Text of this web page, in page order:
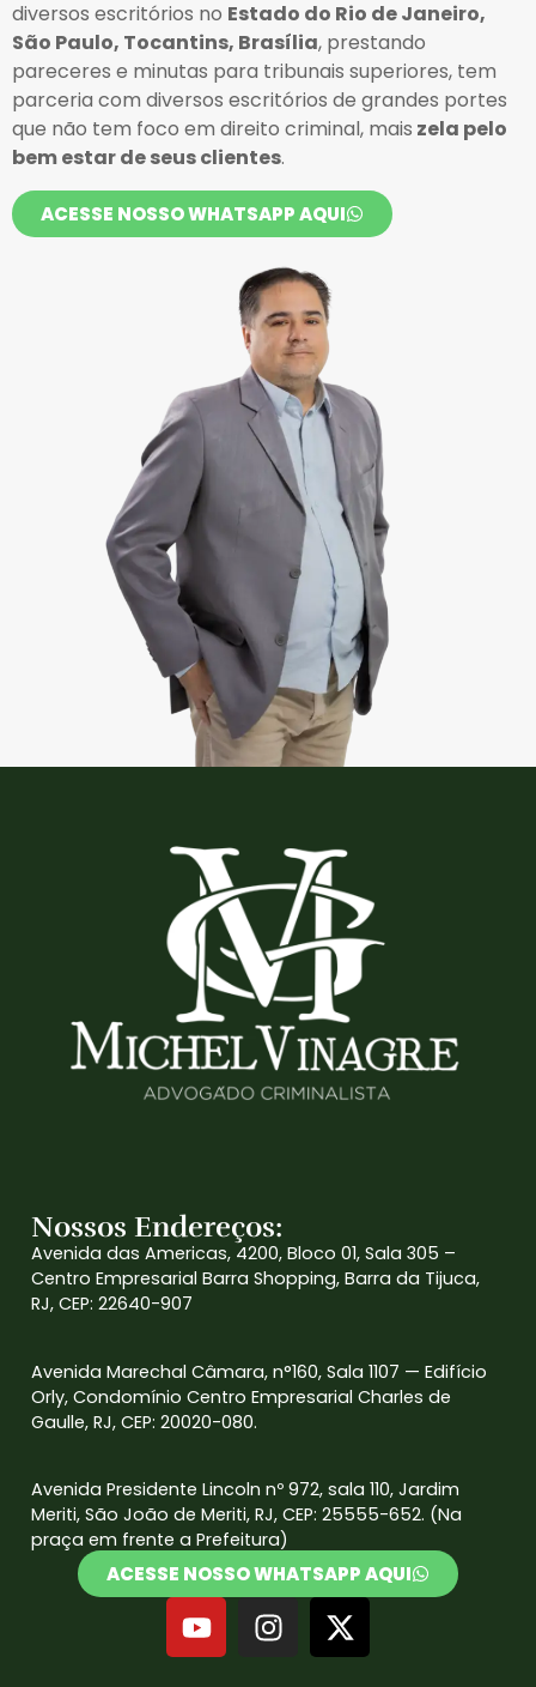
diversos escritórios no Estado do Rio de Janeiro,
São Paulo, Tocantins, Brasília, prestando
pareceres e minutas para tribunais superiores, tem
parceria com diversos escritórios de grandes portes
que não tem foco em direito criminal, mais zela pelo
bem estar de seus clientes.
ACESSE NOSSO WHATSAPP AQUI
Nossos Endereços:
Avenida das Americas, 4200, Bloco 01, Sala 305 –
Centro Empresarial Barra Shopping, Barra da Tijuca,
RJ, CEP: 22640-907
Avenida Marechal Câmara, n°160, Sala 1107 — Edifício
Orly, Condomínio Centro Empresarial Charles de
Gaulle, RJ, CEP: 20020-080.
Avenida Presidente Lincoln nº 972, sala 110, Jardim
Meriti, São João de Meriti, RJ, CEP: 25555-652. (Na
praça em frente a Prefeitura)
ACESSE NOSSO WHATSAPP AQUI